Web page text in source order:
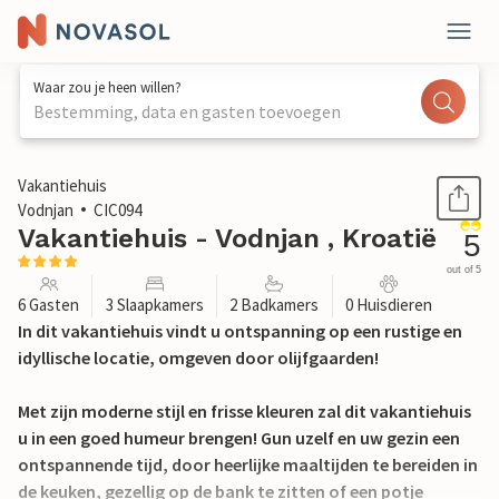
Waar zou je heen willen?
Bestemming, data en gasten toevoegen
1 / 31
Vakantiehuis
Vodnjan
CIC094
Vakantiehuis - Vodnjan , Kroatië 5
out of 5
6 Gasten 3 Slaapkamers 2 Badkamers 0 Huisdieren
In dit vakantiehuis vindt u ontspanning op een rustige en
idyllische locatie, omgeven door olijfgaarden!
Met zijn moderne stijl en frisse kleuren zal dit vakantiehuis
u in een goed humeur brengen! Gun uzelf en uw gezin een
ontspannende tijd, door heerlijke maaltijden te bereiden in
de keuken, gezellig op de bank te zitten of een potje